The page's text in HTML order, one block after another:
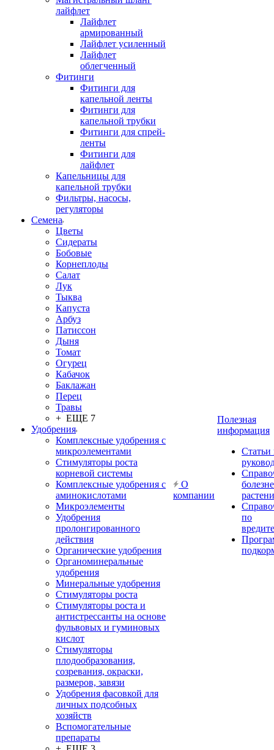
лайфлет
Лайфлет
армированный
Лайфлет усиленный
Лайфлет
облегченный
Фитинги
Фитинги для
капельной ленты
Фитинги для
капельной трубки
Фитинги для спрей-
ленты
Фитинги для
лайфлет
Капельницы для
капельной трубки
Фильтры, насосы,
регуляторы
Семена
Цветы
Сидераты
Бобовые
Корнеплоды
Салат
Лук
Тыква
Капуста
Арбуз
Патиссон
Дыня
Томат
Огурец
Кабачок
Баклажан
Перец
Травы
+ ЕЩЕ 7
Удобрения
Комплексные удобрения с
микроэлементами
Стимуляторы роста
корневой системы
Комплексные удобрения с
аминокислотами
Микроэлементы
Удобрения
пролонгированного
действия
Органические удобрения
Органоминеральные
удобрения
Минеральные удобрения
Стимуляторы роста
Стимуляторы роста и
антистрессанты на основе
фульвовых и гуминовых
кислот
Стимуляторы
плодообразования,
созревания, окраски,
размеров, завязи
Удобрения фасовкой для
личных подсобных
хозяйств
Вспомогательные
препараты
О
компании
Полезная
информация
Статьи
по